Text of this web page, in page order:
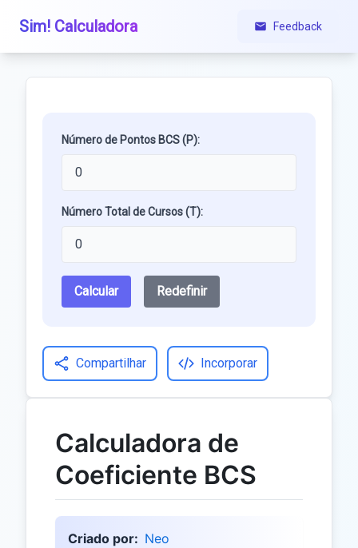
Sim! Calculadora Feedback
Número de Pontos BCS (P):
Número Total de Cursos (T):
Calcular Redefinir
Compartilhar Incorporar
Calculadora de
Coeficiente BCS
Criado por: Neo